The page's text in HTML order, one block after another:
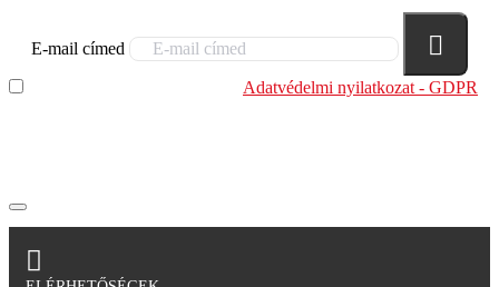
E-mail címed
Adatvédelmi nyilatkozat - GDPR